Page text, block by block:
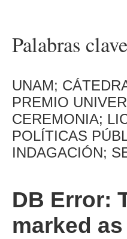
Palabras clave
UNAM;
PREMIO
CEREMONIA;
POLÍTICAS
INDAGACIÓN;
DB Error:
marked